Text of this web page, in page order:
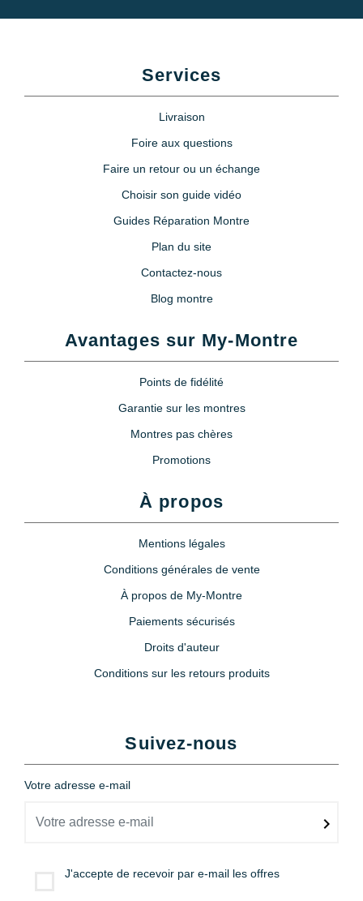
Services
Livraison
Foire aux questions
Faire un retour ou un échange
Choisir son guide vidéo
Guides Réparation Montre
Plan du site
Contactez-nous
Blog montre
Avantages sur My-Montre
Points de fidélité
Garantie sur les montres
Montres pas chères
Promotions
À propos
Mentions légales
Conditions générales de vente
À propos de My-Montre
Paiements sécurisés
Droits d'auteur
Conditions sur les retours produits
Suivez-nous
Votre adresse e-mail
J'accepte de recevoir par e-mail les offres